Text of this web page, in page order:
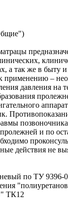
а так же в быту
применению –
давления на
и по
действия не
по ТУ 9396-
" ТК12